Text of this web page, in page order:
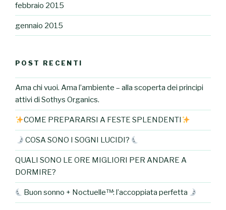
febbraio 2015
gennaio 2015
POST RECENTI
Ama chi vuoi. Ama l’ambiente – alla scoperta dei principi
attivi di Sothys Organics.
COME PREPARARSI A FESTE SPLENDENTI
COSA SONO I SOGNI LUCIDI?
QUALI SONO LE ORE MIGLIORI PER ANDARE A
DORMIRE?
Buon sonno + Noctuelle™: l’accoppiata perfetta